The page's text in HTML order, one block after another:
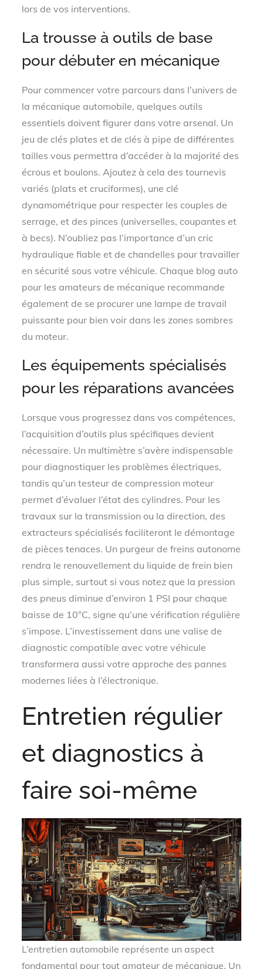
lors de vos interventions.
La trousse à outils de base
pour débuter en mécanique
Pour commencer votre parcours dans l’univers de
la mécanique automobile, quelques outils
essentiels doivent figurer dans votre arsenal. Un
jeu de clés plates et de clés à pipe de différentes
tailles vous permettra d’accéder à la majorité des
écrous et boulons. Ajoutez à cela des tournevis
variés (plats et cruciformes), une clé
dynamométrique pour respecter les couples de
serrage, et des pinces (universelles, coupantes et
à becs). N’oubliez pas l’importance d’un cric
hydraulique fiable et de chandelles pour travailler
en sécurité sous votre véhicule. Chaque blog auto
pour les amateurs de mécanique recommande
également de se procurer une lampe de travail
puissante pour bien voir dans les zones sombres
du moteur.
Les équipements spécialisés
pour les réparations avancées
Lorsque vous progressez dans vos compétences,
l’acquisition d’outils plus spécifiques devient
nécessaire. Un multimètre s’avère indispensable
pour diagnostiquer les problèmes électriques,
tandis qu’un testeur de compression moteur
permet d’évaluer l’état des cylindres. Pour les
travaux sur la transmission ou la direction, des
extracteurs spécialisés faciliteront le démontage
de pièces tenaces. Un purgeur de freins autonome
rendra le renouvellement du liquide de frein bien
plus simple, surtout si vous notez que la pression
des pneus diminue d’environ 1 PSI pour chaque
baisse de 10°C, signe qu’une vérification régulière
s’impose. L’investissement dans une valise de
diagnostic compatible avec votre véhicule
transformera aussi votre approche des pannes
modernes liées à l’électronique.
Entretien régulier
et diagnostics à
faire soi-même
L’entretien automobile représente un aspect
fondamental pour tout amateur de mécanique. Un